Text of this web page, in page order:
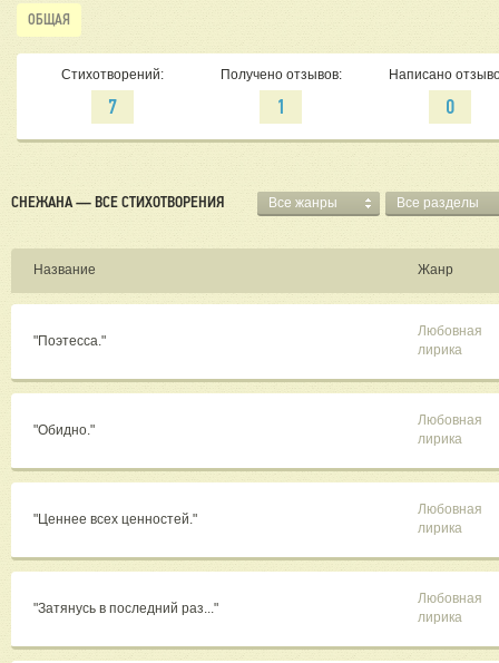
ОБЩАЯ
Стихотворений:
7
Получено отзывов:
1
Написано
0
СНЕЖАНА — ВСЕ СТИХОТВОРЕНИЯ Все жанры Все разделы
Название Жанр
"Поэтесса."
Любовная
лирика
"Обидно."
Любовная
лирика
"Ценнее всех ценностей."
Любовная
лирика
"Затянусь в последний раз..."
Любовная
лирика